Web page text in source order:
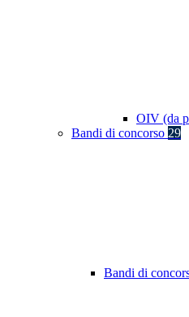
OIV (da
Bandi di concorso 29
Bandi di